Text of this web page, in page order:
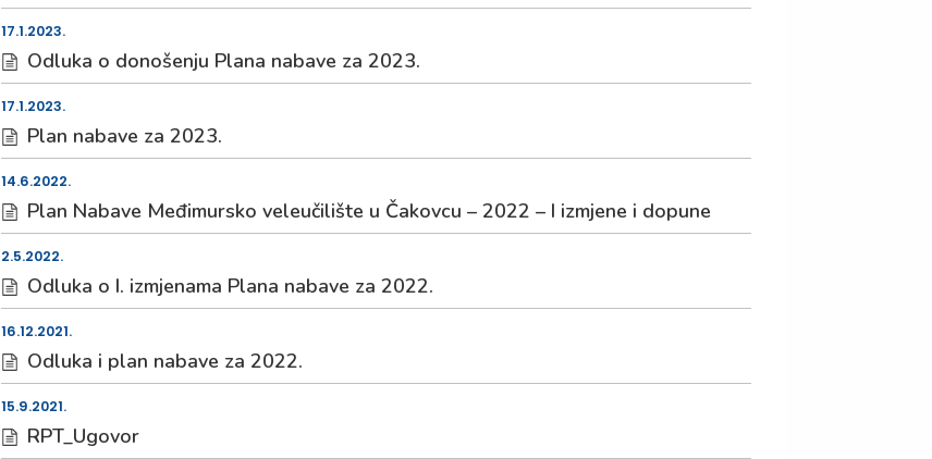
17.1.2023.
Odluka o donošenju Plana nabave za 2023.
17.1.2023.
Plan nabave za 2023.
14.6.2022.
Plan Nabave Međimursko veleučilište u Čakovcu – 2022 – I izmjene i dopune
2.5.2022.
Odluka o I. izmjenama Plana nabave za 2022.
16.12.2021.
Odluka i plan nabave za 2022.
15.9.2021.
RPT_Ugovor